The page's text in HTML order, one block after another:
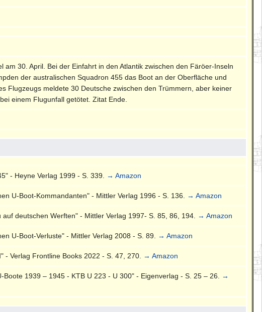
30. April. Bei der Einfahrt in den Atlantik zwischen den Färöer-Inseln
der australischen Squadron 455 das Boot an der Oberfläche und
Flugzeugs meldete 30 Deutsche zwischen den Trümmern, aber keiner
einem Flugunfall getötet. Zitat Ende.
- Heyne Verlag 1999 - S. 339. → Amazon
U-Boot-Kommandanten" - Mittler Verlag 1996 - S. 136. → Amazon
deutschen Werften" - Mittler Verlag 1997- S. 85, 86, 194. → Amazon
U-Boot-Verluste" - Mittler Verlag 2008 - S. 89. → Amazon
- Verlag Frontline Books 2022 - S. 47, 270. → Amazon
1939 – 1945 - KTB U 223 - U 300" - Eigenverlag - S. 25 – 26. →